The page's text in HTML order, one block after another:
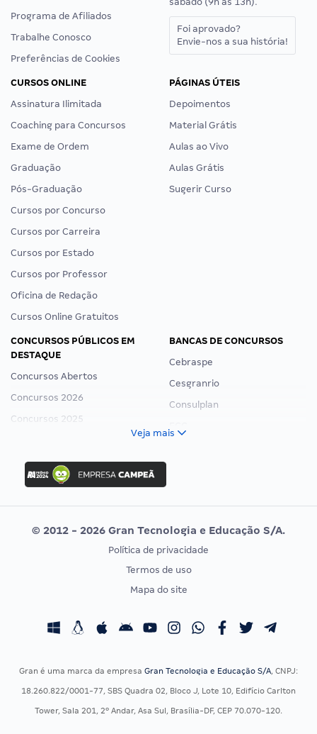
Programa de Afiliados
Trabalhe Conosco
Preferências de Cookies
Foi aprovado?
Envie-nos a sua história!
CURSOS ONLINE
Assinatura Ilimitada
Coaching para Concursos
Exame de Ordem
Graduação
Pós-Graduação
Cursos por Concurso
Cursos por Carreira
Cursos por Estado
Cursos por Professor
Oficina de Redação
Cursos Online Gratuitos
PÁGINAS ÚTEIS
Depoimentos
Material Grátis
Aulas ao Vivo
Aulas Grátis
Sugerir Curso
CONCURSOS PÚBLICOS EM
DESTAQUE
Concursos Abertos
Concursos 2026
Concursos 2025
Concurso Ibama
Concurso MPU
Editais publicados
BANCAS DE CONCURSOS
Cebraspe
Cesgranrio
Consulplan
Vunesp
CONCURSOS POR PROFISSÃO
Concursos Fiscais
EXAME DE ORDEM
Calendário OAB
Veja mais
© 2012 - 2026 Gran Tecnologia e Educação S/A.
Política de privacidade
Termos de uso
Mapa do site
Gran é uma marca da empresa Gran Tecnologia e Educação S/A, CNPJ:
18.260.822/0001-77, SBS Quadra 02, Bloco J, Lote 10, Edifício Carlton
Tower, Sala 201, 2º Andar, Asa Sul, Brasília-DF, CEP 70.070-120.